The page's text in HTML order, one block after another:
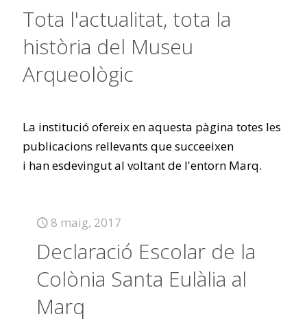
Tota l'actualitat, tota la
història del Museu
Arqueològic
La institució ofereix en aquesta pàgina totes les
publicacions rellevants que succeeixen
i han esdevingut al voltant de l'entorn Marq.
8 maig, 2017
Declaració Escolar de la
Colònia Santa Eulàlia al
Marq